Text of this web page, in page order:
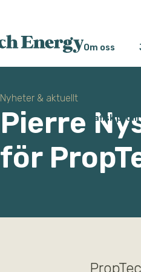
Om oss
Grafisk profil
Nyheter & aktuellt
Pierre
för